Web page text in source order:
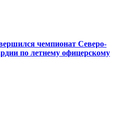
чемпионат Северо-
по летнему офицерскому